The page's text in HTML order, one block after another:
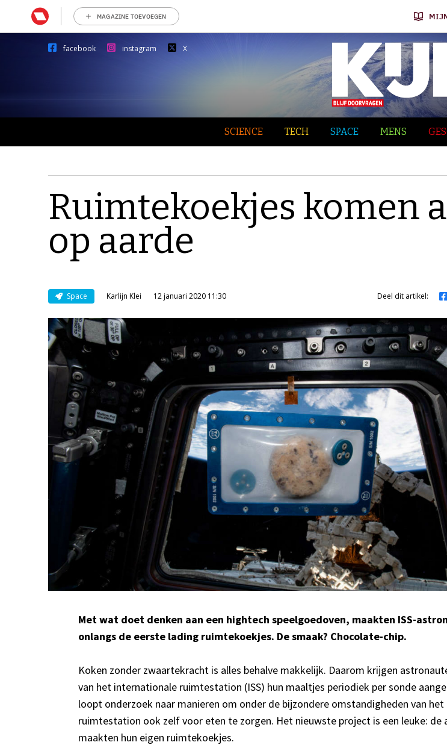
MAGAZINE TOEVOEGEN
facebook instagram X
SCIENCE TECH SPACE MENS
Ruimtekoekjes komen
op aarde
Space Karlijn Klei 12 januari 2020 11:30 Deel dit artikel:
Met wat doet denken aan een hightech speelgoedoven, maakten ISS-
onlangs de eerste lading ruimtekoekjes. De smaak? Chocolate-chip.
Koken zonder zwaartekracht is alles behalve makkelijk. Daarom krijgen
van het internationale ruimtestation (ISS) hun maaltjes periodiek per sonde
loopt onderzoek naar manieren om onder de bijzondere omstandigheden van het
ruimtestation ook zelf voor eten te zorgen. Het nieuwste project is een leuke: de
maakten hun eigen ruimtekoekjes.